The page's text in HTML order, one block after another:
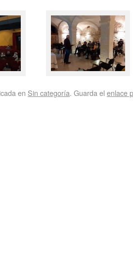
en Sin categoría. Guarda el enlace